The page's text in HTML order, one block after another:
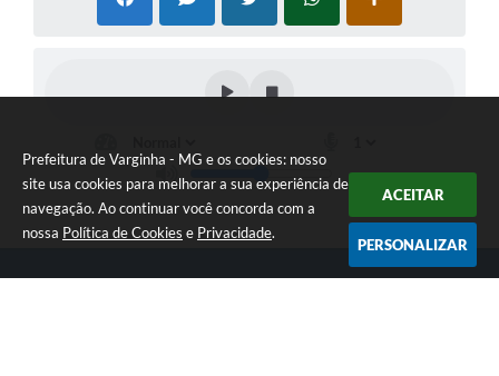
Prefeitura de Varginha - MG e os cookies: nosso
site usa cookies para melhorar a sua experiência de
navegação. Ao continuar você concorda com a
nossa Política de Cookies e Privacidade.
ACEITAR
PERSONALIZAR